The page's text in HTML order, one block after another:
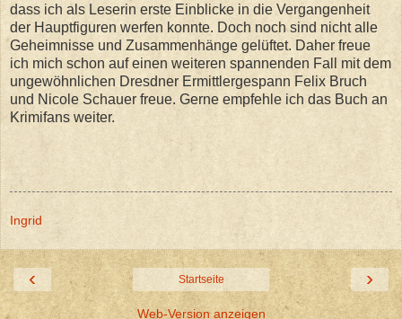
dass ich als Leserin erste Einblicke in die Vergangenheit
der Hauptfiguren werfen konnte. Doch noch sind nicht alle
Geheimnisse und Zusammenhänge gelüftet. Daher freue
ich mich schon auf einen weiteren spannenden Fall mit dem
ungewöhnlichen Dresdner Ermittlergespann Felix Bruch
und Nicole Schauer freue. Gerne empfehle ich das Buch an
Krimifans weiter.
Ingrid
‹ ›
Startseite
Web-Version anzeigen